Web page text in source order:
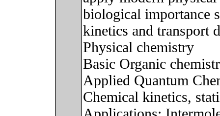
biological importance
kinetics and transport
Physical chemistry
Basic Organic
Applied Quantum
Chemical kinetics,